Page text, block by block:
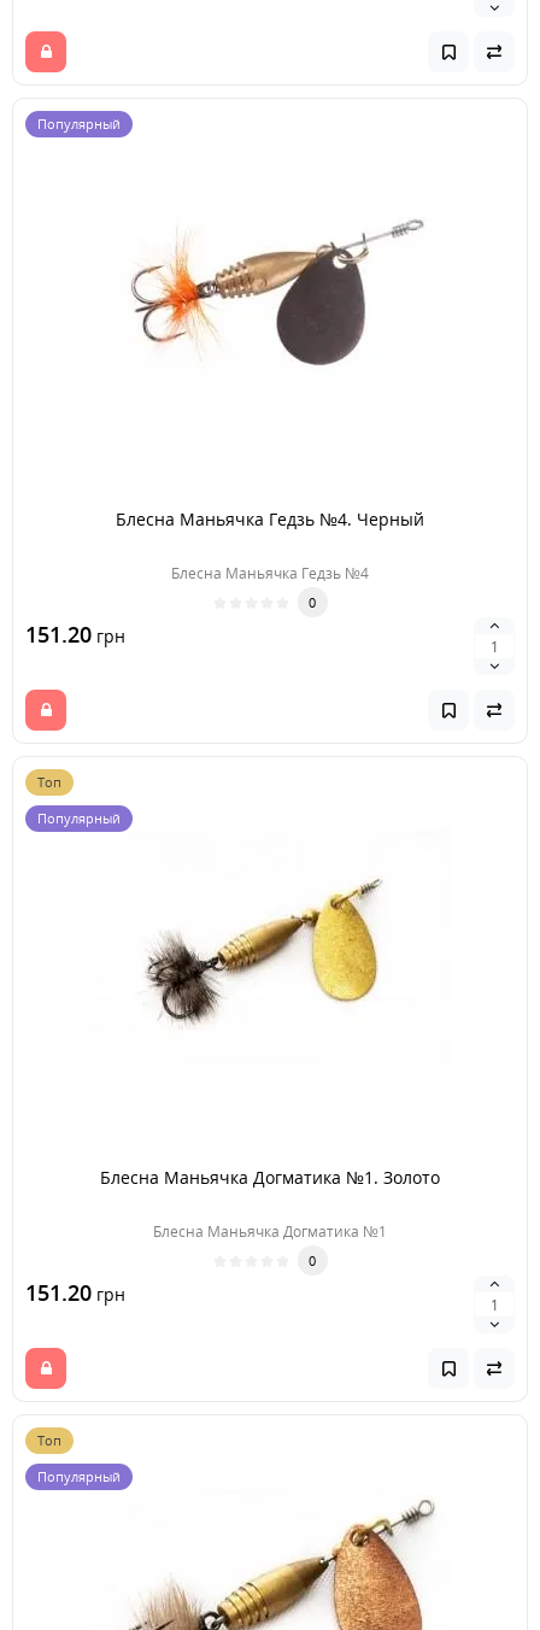
Популярный
Блесна Маньячка Гедзь №4. Черный
Блесна Маньячка Гедзь №4
0
151.20 грн
Топ
Популярный
Блесна Маньячка Догматика №1. Золото
Блесна Маньячка Догматика №1
0
151.20 грн
Топ
Популярный